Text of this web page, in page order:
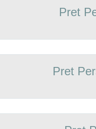
Pret
Pret